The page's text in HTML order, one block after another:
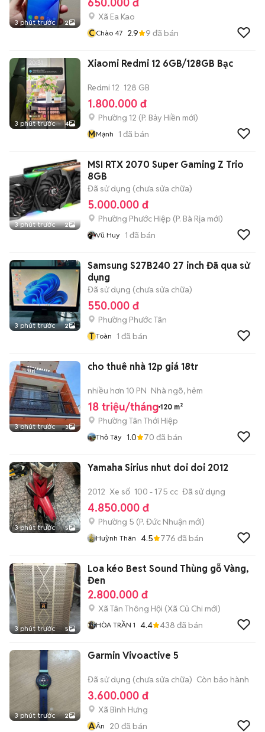
3 phút trước 2
Xã Ea Kao
CChào 47 2.9 9 đã bán
3 phút trước 4
Xiaomi Redmi 12 6GB/128GB Bạc
Redmi 12 128 GB
1.800.000 đ
Phường 12 (P. Bảy Hiền mới)
MMạnh 1 đã bán
3 phút trước 2
MSI RTX 2070 Super Gaming Z Trio
8GB
Đã sử dụng (chưa sửa chữa)
5.000.000 đ
Phường Phước Hiệp (P. Bà Rịa mới)
Vũ Huy 1 đã bán
3 phút trước 2
Samsung S27B240 27 inch Đã qua sử
dụng
Đã sử dụng (chưa sửa chữa)
550.000 đ
Phường Phước Tân
T Toàn 1 đã bán
3 phút trước 3
cho thuê nhà 12p giá 18tr
nhiều hơn 10 PN Nhà ngõ, hẻm
18 triệu/tháng 120 m²
Phường Tân Thới Hiệp
Thỏ Tây 1.0 70 đã bán
3 phút trước 5
Yamaha Sirius nhut doi doi 2012
2012 Xe số 100 - 175 cc Đã sử dụng
4.850.000 đ
Phường 5 (P. Đức Nhuận mới)
Huỳnh Thân 4.5 776 đã bán
3 phút trước 5
Loa kéo Best Sound Thùng gỗ Vàng,
Đen
2.800.000 đ
Xã Tân Thông Hội (Xã Củ Chi mới)
HÒA TRẦN 1 4.4 438 đã bán
3 phút trước 2
Garmin Vivoactive 5
Đã sử dụng (chưa sửa chữa) Còn bảo hành
3.600.000 đ
Xã Bình Hưng
ÂÂn 20 đã bán